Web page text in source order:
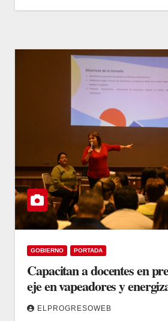
GOBIERNO PORTADA
Capacitan a docentes en
eje en vapeadores y
ELPROGRESOWEB